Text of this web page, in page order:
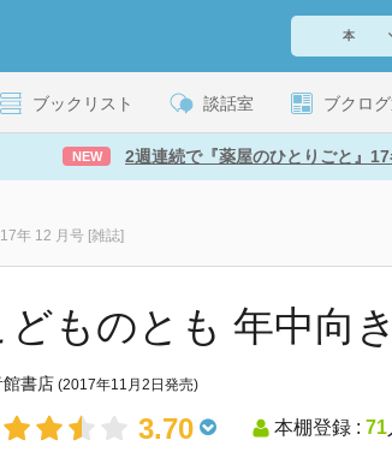
ブックリスト 談話室 ブクロ
NEW 2週連続で『薬屋のひとりごと』
年 12 月号 [雑誌]
どものとも 年中向
館書店 (2017年11月2日発売)
3.70 本棚登録 : 71